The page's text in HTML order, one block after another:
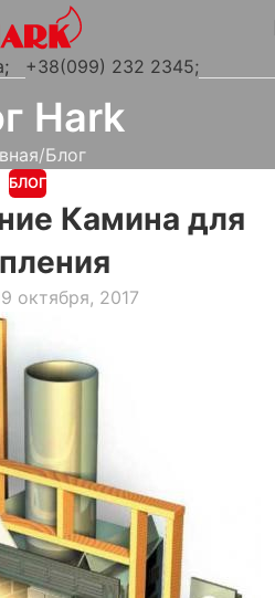
; +38(099) 232 2345;
Hark
Блог
БЛОГ
Камина для
октября, 2017